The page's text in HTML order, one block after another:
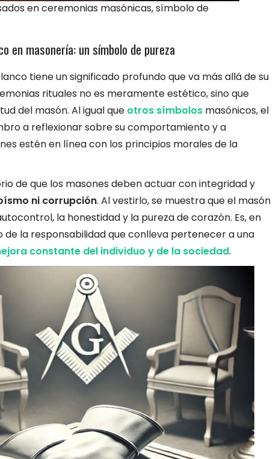
en ceremonias masónicas, símbolo de
en masonería: un símbolo de pureza
tiene un significado profundo que va más allá de su
rituales no es meramente estético, sino que
del masón. Al igual que otros símbolos masónicos, el
a reflexionar sobre su comportamiento y a
estén en línea con los principios morales de la
de que los masones deben actuar con integridad y
ni corrupción. Al vestirlo, se muestra que el masón
la honestidad y la pureza de corazón. Es, en
de la responsabilidad que conlleva pertenecer a una
constante del individuo y de la sociedad.